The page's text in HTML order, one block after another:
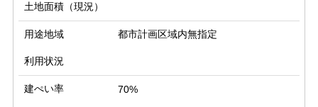
土地面積（現況）
用途地域 都市計画区域内無指定
利用状況
建ぺい率 70%